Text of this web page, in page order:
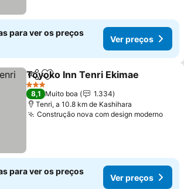
para ver os preços
Ver preços
PartilharAdicionar aos favoritos
Toyoko Inn Tenri Ekimae
3 Estrelas
8,1 Muito boa
1.334
Tenri, a 10.8 km de Kashihara
Construção nova com design moderno
para ver os preços
Ver preços